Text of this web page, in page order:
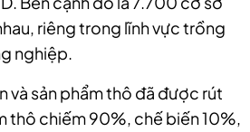
riêng trong lĩnh vực trồng
nghiệp.
và sản phẩm thô đã được rút
thô chiếm 90%, chế biến 10%,